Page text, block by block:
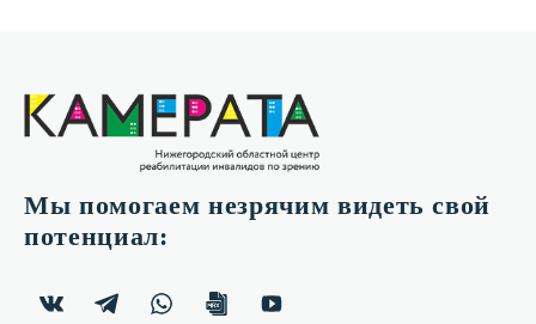
Мы помогаем незрячим видеть свой
потенциал: